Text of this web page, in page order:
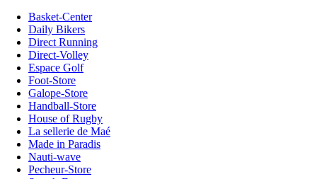
Basket-Center
Daily Bikers
Direct Running
Direct-Volley
Espace Golf
Foot-Store
Galope-Store
Handball-Store
House of Rugby
La sellerie de Maé
Made in Paradis
Nauti-wave
Pecheur-Store